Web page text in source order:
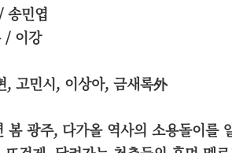
송민엽
강
, 고민시, 이상아, 금새록外
봄 광주, 다가올 역사의 소용돌이를